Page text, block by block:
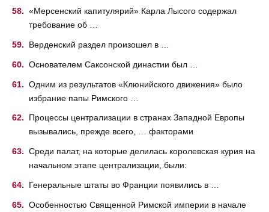
«Мерсенский капитулярий» Карла Лысого содержал
требование об …
Верденский раздел произошел в …
Основателем Саксонской династии был …
Одним из результатов «Клюнийского движения» было
избрание папы Римского …
Процессы централизации в странах Западной Европы
вызывались, прежде всего, … факторами
Среди палат, на которые делилась королевская курия на
начальном этапе централизации, были:
Генеральные штаты во Франции появились в …
Особенностью Священной Римской империи в начале